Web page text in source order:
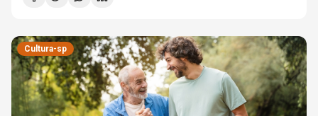
Cultura-sp